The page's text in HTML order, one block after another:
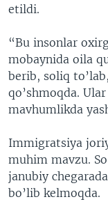
etildi.
“Bu insonlar
mobaynida oila
berib, soliq
qo’shmoqda.
mavhumlikda
Immigratsiya
muhim mavzu.
janubiy
bo’lib kelmoqda.